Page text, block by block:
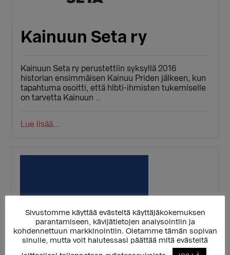
Kainuun Seta ry
Kainuun Seta ry perustettiin syksyllä 2016
historian ensimmäisen Kainuu Priden jälkeen, kun
tapahtuma osoitti, että hlbti-ihmisten tukemiselle
on tarvetta Kainuun …
Lue lisää...
Sivustomme käyttää evästeitä käyttäjäkokemuksen
parantamiseen, kävijätietojen analysointiin ja
kohdennettuun markkinointiin. Oletamme tämän sopivan
sinulle, mutta voit halutessasi päättää mitä evästeitä